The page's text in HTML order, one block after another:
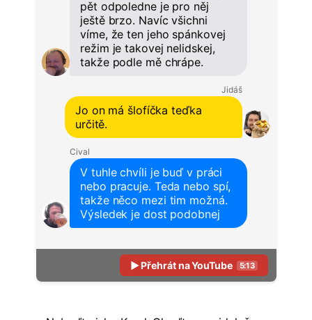
pět odpoledne je pro něj
ještě brzo. Navíc všichni
víme, že ten jeho spánkovej
režim je takovej nelidskej,
takže podle mě chrápe.
Jidáš
Jo on má šlofíčka teďka
určitě.
Cival
V tuhle chvíli je buď v práci
nebo pracuje. Teda nebo spí,
takže něco mezi tim možná.
Výsledek je dost podobnej
▶ Přehrát na YouTube 5:13